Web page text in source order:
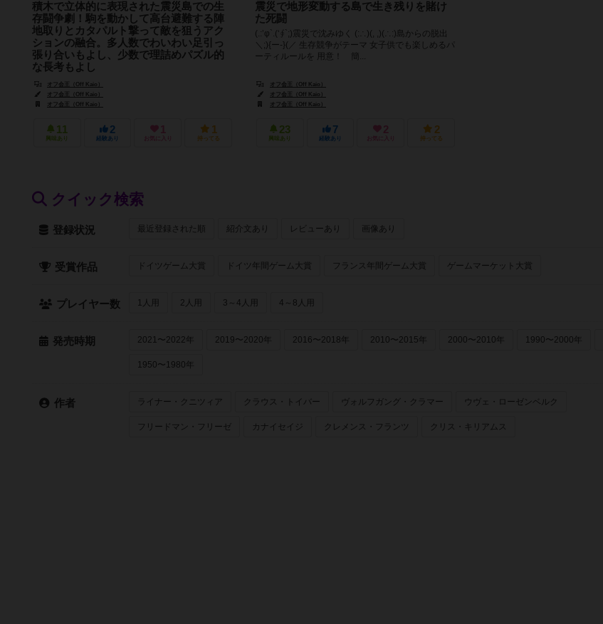
積木で立体的に表現された震災島での生
存闘争劇！駒を動かして高台避難する陣
地取りとカタパルト撃って敵を狙うアク
ションの融合。多人数でわいわい足引っ
張り合いもよし、少数で理詰めパズル的
な長考もよし
(．’Ф` ‘Ф`:.) (‘∴;)(,,)(:∴)前作、震災島(立方体版)を
＼;){ー-}`／よりルールｽｯｷﾘ かつ6方向動けるよにし
て戦略的に かつカタパルト発...
オフ会王（Off Kaio）
オフ会王（Off Kaio）
オフ会王（Off Kaio）
11
興味あり
2
経験あり
1
お気に入り
1
持ってる
震災で地形変動する島で生き残りを賭け
た死闘
(.:’φ`.(‘∮`;)震災で沈みゆく (:∴)(, ,)(∴:)島からの脱出
＼;){ー-}(／ 生存競争がテーマ 女子供でも楽しめるパ
ーティルールを 用意！ 簡...
オフ会王（Off Kaio）
オフ会王（Off Kaio）
オフ会王（Off Kaio）
23
興味あり
7
経験あり
2
お気に入り
2
持ってる
クイック検索
登録状況 最近登録された順 紹介文あり レビューあり 画像あり
受賞作品 ドイツゲーム大賞 ドイツ年間ゲーム大賞 フランス年間ゲーム大賞 ゲームマーケット大賞
プレイヤー数 1人用 2人用 3～4人用 4～8人用
発売時期 2021〜2022年 2019〜2020年 2016〜2018年 2010〜2015年 2000〜2010年 1990〜2000年
1950〜1980年
作者 ライナー・クニツィア クラウス・トイバー ヴォルフガング・クラマー ウヴェ・ローゼンベルク
フリードマン・フリーゼ カナイセイジ クレメンス・フランツ クリス・キリアムス